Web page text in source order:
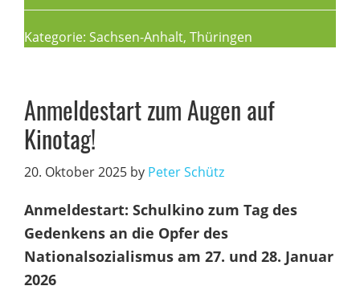
Kategorie: Sachsen-Anhalt, Thüringen
Anmeldestart zum Augen auf
Kinotag!
20. Oktober 2025 by Peter Schütz
Anmeldestart: Schulkino zum Tag des
Gedenkens an die Opfer des
Nationalsozialismus am 27. und 28. Januar
2026